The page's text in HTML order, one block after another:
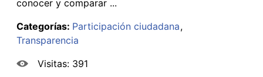
conocer y comparar ...
Categorías: Participación ciudadana
Transparencia
Visitas: 391